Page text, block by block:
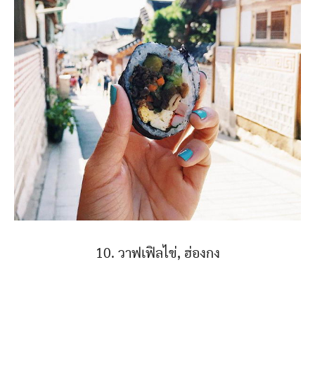
10. วาฟเฟิลไข่, ฮ่องกง